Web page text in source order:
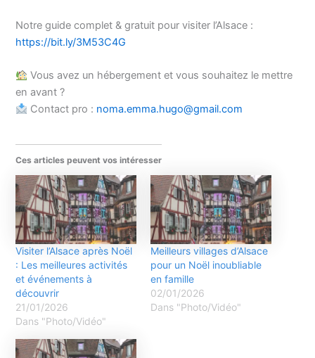
Notre guide complet & gratuit pour visiter l’Alsace :
https://bit.ly/3M53C4G
Vous avez un hébergement et vous souhaitez le mettre
en avant ?
Contact pro : noma.emma.hugo@gmail.com
Ces articles peuvent vos intéresser
Visiter l’Alsace après Noël
: Les meilleures activités
et événements à
découvrir
21/01/2026
Dans "Photo/Vidéo"
Meilleurs villages d’Alsace
pour un Noël inoubliable
en famille
02/01/2026
Dans "Photo/Vidéo"